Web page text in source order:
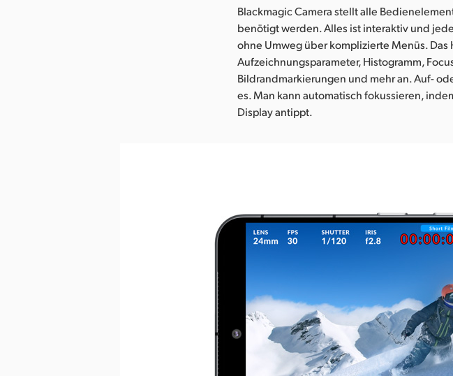
Blackmagic Camera stellt alle
benötigt werden. Alles ist interaktiv und
ohne Umweg über komplizierte Menüs.
Aufzeichnungsparameter, Histogramm,
Bildrandmarkierungen und mehr an. Auf-
es. Man kann automatisch fokussieren,
Display antippt.